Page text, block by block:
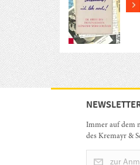
Immer auf dem
des Kremayr &
zur